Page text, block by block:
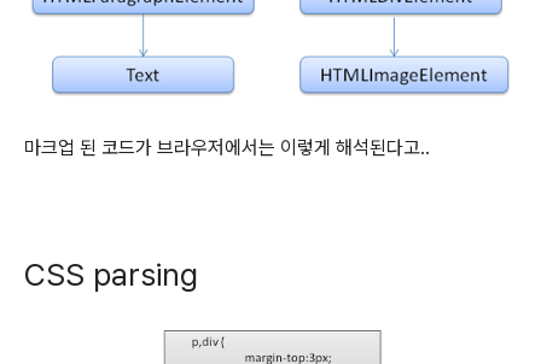
마크업 된 코드가 브라우저에서는 이렇게 해석된다고..
CSS parsing